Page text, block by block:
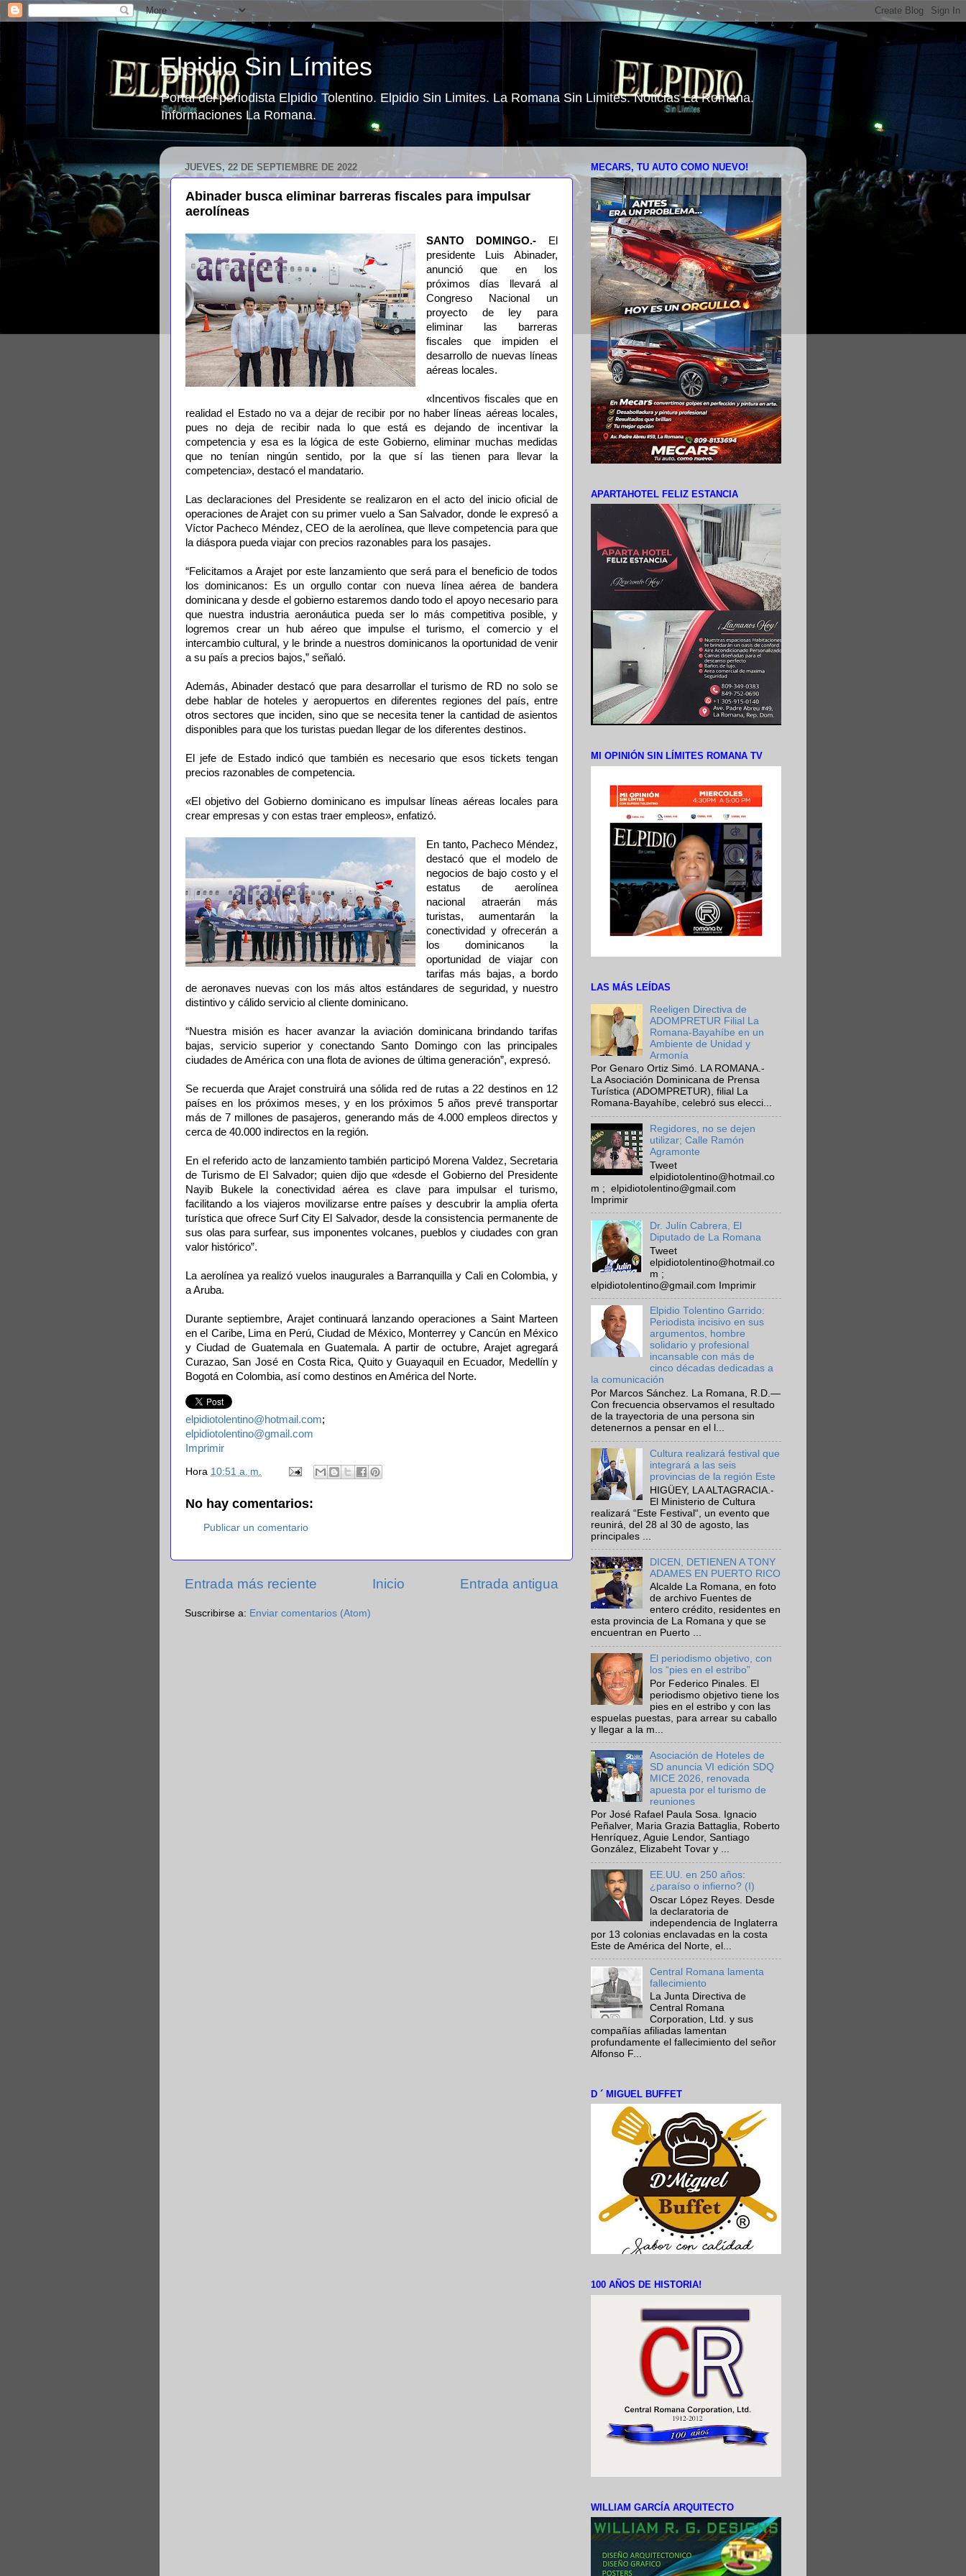
Elpidio Sin Límites
Portal del periodista Elpidio Tolentino. Elpidio Sin Limites. La Romana Sin Limites. Noticias La Romana.
Informaciones La Romana.
JUEVES, 22 DE SEPTIEMBRE DE 2022
Abinader busca eliminar barreras fiscales para impulsar
aerolíneas
SANTO DOMINGO.-
El
presidente Luis Abinader,
anunció que en los
próximos días llevará al
Congreso Nacional un
proyecto de ley para
eliminar las barreras
fiscales que impiden el
desarrollo de nuevas líneas
aéreas locales.
«Incentivos fiscales que en
realidad el Estado no va a dejar de recibir por no haber líneas aéreas locales,
pues no deja de recibir nada lo que está es dejando de incentivar la
competencia y esa es la lógica de este Gobierno, eliminar muchas medidas
que no tenían ningún sentido, por la que sí las tienen para llevar la
competencia», destacó el mandatario.
Las declaraciones del Presidente se realizaron en el acto del inicio oficial de
operaciones de Arajet con su primer vuelo a San Salvador, donde le expresó a
Víctor Pacheco Méndez, CEO de la aerolínea, que lleve competencia para que
la diáspora pueda viajar con precios razonables para los pasajes.
“Felicitamos a Arajet por este lanzamiento que será para el beneficio de todos
los dominicanos: Es un orgullo contar con nueva línea aérea de bandera
dominicana y desde el gobierno estaremos dando todo el apoyo necesario para
que nuestra industria aeronáutica pueda ser lo más competitiva posible, y
logremos crear un hub aéreo que impulse el turismo, el comercio y el
intercambio cultural, y le brinde a nuestros dominicanos la oportunidad de venir
a su país a precios bajos,” señaló.
Además, Abinader destacó que para desarrollar el turismo de RD no solo se
debe hablar de hoteles y aeropuertos en diferentes regiones del país, entre
otros sectores que inciden, sino que se necesita tener la cantidad de asientos
disponibles para que los turistas puedan llegar de los diferentes destinos.
El jefe de Estado indicó que también es necesario que esos tickets tengan
precios razonables de competencia.
«El objetivo del Gobierno dominicano es impulsar líneas aéreas locales para
crear empresas y con estas traer empleos», enfatizó.
En tanto, Pacheco Méndez,
destacó que el modelo de
negocios de bajo costo y el
estatus de aerolínea
nacional atraerán más
turistas, aumentarán la
conectividad y ofrecerán a
los dominicanos la
oportunidad de viajar con
tarifas más bajas, a bordo
de aeronaves nuevas con los más altos estándares de seguridad, y nuestro
distintivo y cálido servicio al cliente dominicano.
“Nuestra misión es hacer avanzar la aviación dominicana brindando tarifas
bajas, servicio superior y conectando Santo Domingo con las principales
ciudades de América con una flota de aviones de última generación”, expresó.
Se recuerda que Arajet construirá una sólida red de rutas a 22 destinos en 12
países en los próximos meses, y en los próximos 5 años prevé transportar
más de 7 millones de pasajeros, generando más de 4.000 empleos directos y
cerca de 40.000 indirectos en la región.
En el referido acto de lanzamiento también participó Morena Valdez, Secretaria
de Turismo de El Salvador; quien dijo que «desde el Gobierno del Presidente
Nayib Bukele la conectividad aérea es clave para impulsar el turismo,
facilitando a los viajeros movilizarse entre países y descubrir la amplia oferta
turística que ofrece Surf City El Salvador, desde la consistencia permanente de
sus olas para surfear, sus imponentes volcanes, pueblos y ciudades con gran
valor histórico”.
La aerolínea ya realizó vuelos inaugurales a Barranquilla y Cali en Colombia, y
a Aruba.
Durante septiembre, Arajet continuará lanzando operaciones a Saint Marteen
en el Caribe, Lima en Perú, Ciudad de México, Monterrey y Cancún en México
y Ciudad de Guatemala en Guatemala. A partir de octubre, Arajet agregará
Curazao, San José en Costa Rica, Quito y Guayaquil en Ecuador, Medellín y
Bogotá en Colombia, así como destinos en América del Norte.
elpidiotolentino@hotmail.com;
elpidiotolentino@gmail.com
Imprimir
Hora 10:51 a. m.
No hay comentarios:
Publicar un comentario
Entrada más reciente Entrada antigua
Inicio
Suscribirse a: Enviar comentarios (Atom)
MECARS, TU AUTO COMO NUEVO!
APARTAHOTEL FELIZ ESTANCIA
MI OPINIÓN SIN LÍMITES ROMANA TV
LAS MÁS LEÍDAS
Reeligen Directiva de
ADOMPRETUR Filial La
Romana-Bayahíbe en un
Ambiente de Unidad y
Armonía
Por Genaro Ortiz Simó. LA ROMANA.-
La Asociación Dominicana de Prensa
Turística (ADOMPRETUR), filial La
Romana-Bayahíbe, celebró sus elecci...
Regidores, no se dejen
utilizar; Calle Ramón
Agramonte
Tweet
elpidiotolentino@hotmail.co
m ; elpidiotolentino@gmail.com
Imprimir
Dr. Julín Cabrera, El
Diputado de La Romana
Tweet
elpidiotolentino@hotmail.co
m ;
elpidiotolentino@gmail.com Imprimir
Elpidio Tolentino Garrido:
Periodista incisivo en sus
argumentos, hombre
solidario y profesional
incansable con más de
cinco décadas dedicadas a
la comunicación
Por Marcos Sánchez. La Romana, R.D.—
Con frecuencia observamos el resultado
de la trayectoria de una persona sin
detenernos a pensar en el l...
Cultura realizará festival que
integrará a las seis
provincias de la región Este
HIGÜEY, LA ALTAGRACIA.-
El Ministerio de Cultura
realizará “Este Festival“, un evento que
reunirá, del 28 al 30 de agosto, las
principales ...
DICEN, DETIENEN A TONY
ADAMES EN PUERTO RICO
Alcalde La Romana, en foto
de archivo Fuentes de
entero crédito, residentes en
esta provincia de La Romana y que se
encuentran en Puerto ...
El periodismo objetivo, con
los “pies en el estribo”
Por Federico Pinales. El
periodismo objetivo tiene los
pies en el estribo y con las
espuelas puestas, para arrear su caballo
y llegar a la m...
Asociación de Hoteles de
SD anuncia VI edición SDQ
MICE 2026, renovada
apuesta por el turismo de
reuniones
Por José Rafael Paula Sosa. Ignacio
Peñalver, Maria Grazia Battaglia, Roberto
Henríquez, Aguie Lendor, Santiago
González, Elizabeht Tovar y ...
EE.UU. en 250 años:
¿paraíso o infierno? (I)
Oscar López Reyes. Desde
la declaratoria de
independencia de Inglaterra
por 13 colonias enclavadas en la costa
Este de América del Norte, el...
Central Romana lamenta
fallecimiento
La Junta Directiva de
Central Romana
Corporation, Ltd. y sus
compañías afiliadas lamentan
profundamente el fallecimiento del señor
Alfonso F...
D ´ MIGUEL BUFFET
100 AÑOS DE HISTORIA!
WILLIAM GARCÍA ARQUITECTO